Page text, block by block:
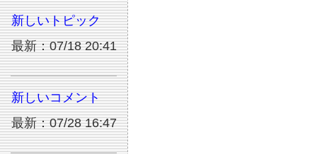
新しいトピック
最新：07/18 20:41
新しいコメント
最新：07/28 16:47